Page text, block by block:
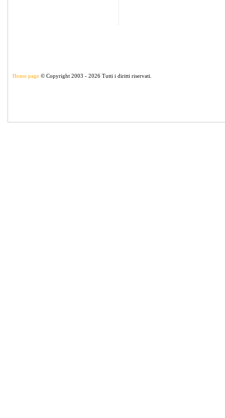
Home page © Copyright 2003 - 2026 Tutti i diritti riservati.